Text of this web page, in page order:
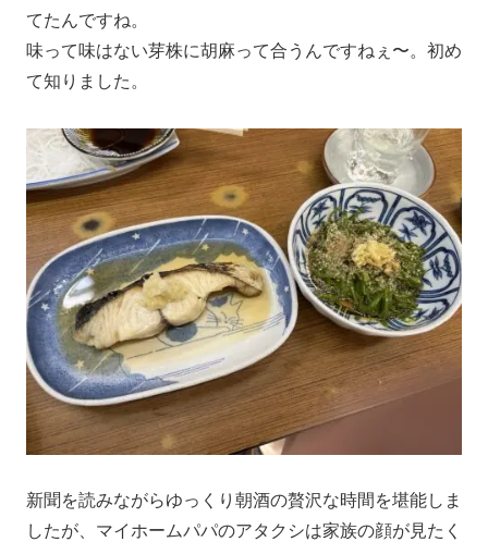
てたんですね。
味って味はない芽株に胡麻って合うんですねぇ〜。初め
て知りました。
新聞を読みながらゆっくり朝酒の贅沢な時間を堪能しま
したが、マイホームパパのアタクシは家族の顔が見たく